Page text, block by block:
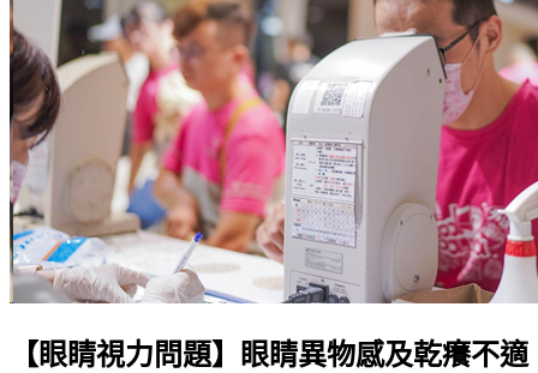
【眼睛視力問題】眼睛異物感及乾癢不適